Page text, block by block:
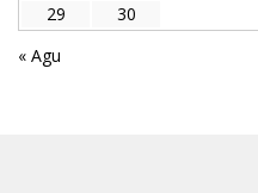
29
30
« Agu